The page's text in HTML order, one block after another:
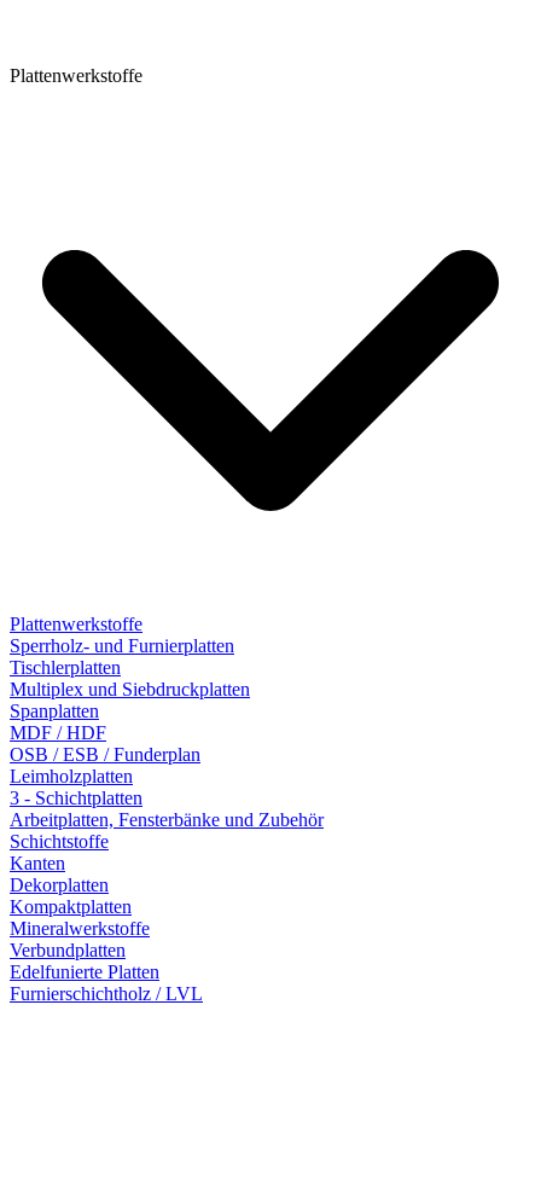
Plattenwerkstoffe
Plattenwerkstoffe
Sperrholz- und Furnierplatten
Tischlerplatten
Multiplex und Siebdruckplatten
Spanplatten
MDF / HDF
OSB / ESB / Funderplan
Leimholzplatten
3 - Schichtplatten
Arbeitplatten, Fensterbänke und Zubehör
Schichtstoffe
Kanten
Dekorplatten
Kompaktplatten
Mineralwerkstoffe
Verbundplatten
Edelfunierte Platten
Furnierschichtholz / LVL